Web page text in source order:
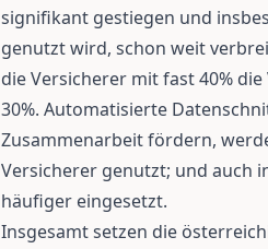
signifikant gestiegen und
genutzt wird, schon weit
die Versicherer mit fast 40%
30%. Automatisierte
Zusammenarbeit fördern,
Versicherer genutzt; und auch
häufiger eingesetzt.
Insgesamt setzen die